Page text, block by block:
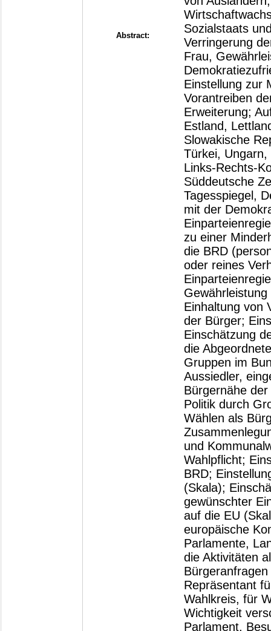
Abstract:
Sozialstaats
Verringerung
Frau,
Einstellung zur
Vorantreiben
Erweiterung;
Estland,
Slowakische
Türkei,
Links-Rechts-
Süddeutsche
Tagesspiegel,
mit der
zu einer
die BRD
oder reines
Einhaltung von
der Bürger;
Einschätzung
die
Gruppen im
Aussiedler,
Bürgernähe
Politik durch
Wählen als
und
Wahlpflicht;
BRD;
(Skala);
gewünschter
auf die EU
europäische
Parlamente,
die Aktivitäten
Repräsentant
Wahlkreis, für
Wichtigkeit
Parlament,